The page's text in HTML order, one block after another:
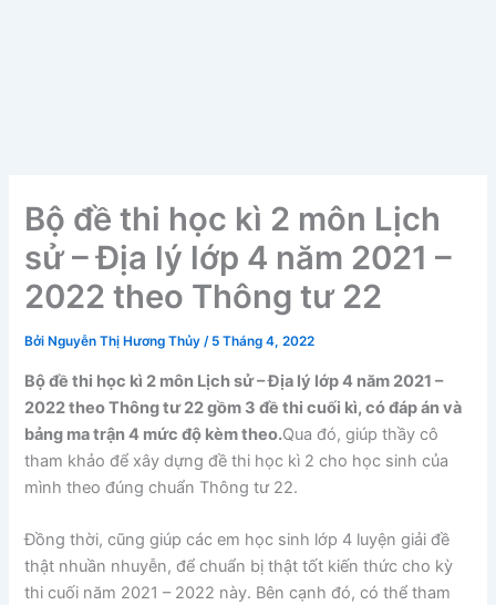
Bộ đề thi học kì 2 môn Lịch
sử – Địa lý lớp 4 năm 2021 –
2022 theo Thông tư 22
Bởi Nguyễn Thị Hương Thủy/ 5 Tháng 4, 2022
Bộ đề thi học kì 2 môn Lịch sử – Địa lý lớp 4 năm 2021 –
2022 theo Thông tư 22 gồm 3 đề thi cuối kì, có đáp án và
bảng ma trận 4 mức độ kèm theo.Qua đó, giúp thầy cô
tham khảo để xây dựng đề thi học kì 2 cho học sinh của
mình theo đúng chuẩn Thông tư 22.
Đồng thời, cũng giúp các em học sinh lớp 4 luyện giải đề
thật nhuần nhuyễn, để chuẩn bị thật tốt kiến thức cho kỳ
thi cuối năm 2021 – 2022 này. Bên cạnh đó, có thể tham